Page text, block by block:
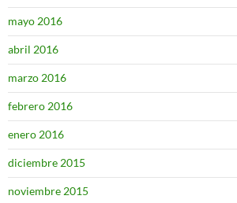
mayo 2016
abril 2016
marzo 2016
febrero 2016
enero 2016
diciembre 2015
noviembre 2015